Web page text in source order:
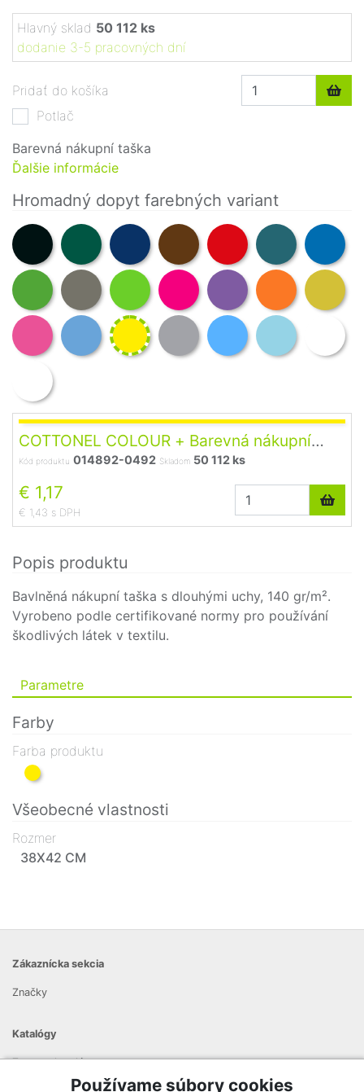
Hlavný sklad 50 112 ks
dodanie 3-5 pracovných dní
Pridať do košíka
Potlač
Barevná nákupní taška
Ďalšie informácie
Hromadný dopyt farebných variant
COTTONEL COLOUR + Barevná nákupní
taška yellow
Kód produktu 014892-0492 Skladom 50 112 ks
€ 1,17
€ 1,43 s DPH
Popis produktu
Bavlněná nákupní taška s dlouhými uchy, 140 gr/m².
Vyrobeno podle certifikované normy pro používání
škodlivých látek v textilu.
Parametre
Farby
Farba produktu
Všeobecné vlastnosti
Rozmer
38X42 CM
Zákaznícka sekcia
Značky
Katalógy
Zoznam katalógov
Používame súbory cookies